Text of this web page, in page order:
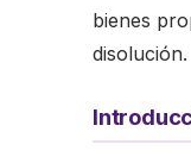
bienes
disolución.